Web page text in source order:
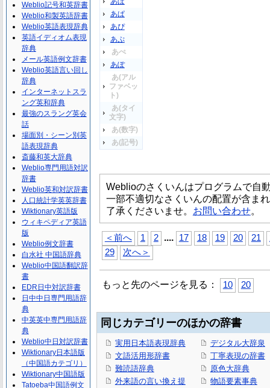
あぱ
あぴ
あぷ
あぺ
あぽ
あ(アル
ファベッ
ト)
あ(タイ
文字)
あ(数字)
あ(記号)
Weblioのさくいんはプログラムで自
一部不適切なさくいんの配置が含ま
了承くださいませ。 お問い合わせ。
＜前へ 1 2 .... 17 18 19 20 21
29
次へ＞
もっと先のページを見る： 10 20
同じカテゴリーのほかの辞書
実用日本語表現辞典
文語活用形辞書
難読語辞典
外来語の言い換え提
デジタル大辞泉
丁寧表現の辞書
原色大辞典
物語要素事典
Weblio記号和英辞書
Weblio和製英語辞書
Weblio英語表現辞典
英語イディオム表現
辞典
メール英語例文辞書
Weblio英語言い回し
辞典
インターネットスラ
ング英和辞典
最強のスラング英会
話
場面別・シーン別英
語表現辞典
斎藤和英大辞典
Weblio専門用語対訳
辞書
Weblio英和対訳辞書
人口統計学英英辞書
Wiktionary英語版
ウィキペディア英語
版
Weblio例文辞書
白水社 中国語辞典
Weblio中国語翻訳辞
書
EDR日中対訳辞書
日中中日専門用語辞
典
中英英中専門用語辞
典
Weblio中日対訳辞書
Wiktionary日本語版
（中国語カテゴリ）
Wiktionary中国語版
Tatoeba中国語例文